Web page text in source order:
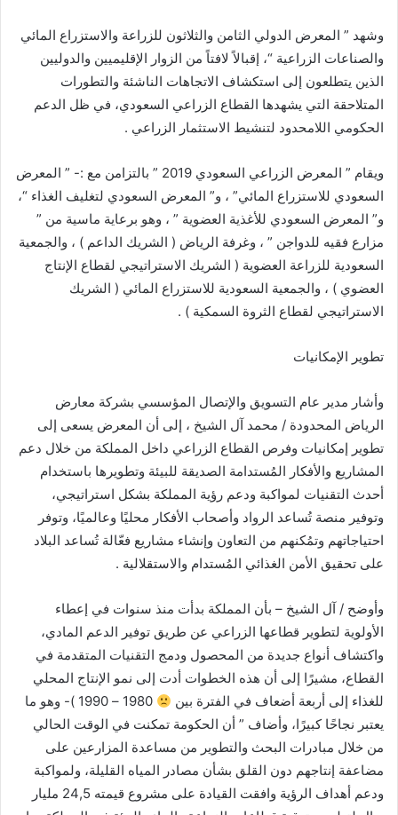
وشهد ” المعرض الدولي الثامن والثلاثون للزراعة والاستزراع المائي
والصناعات الزراعية “، إقبالاً لافتاً من الزوار الإقليميين والدوليين
الذين يتطلعون إلى استكشاف الاتجاهات الناشئة والتطورات
المتلاحقة التي يشهدها القطاع الزراعي السعودي، في ظل الدعم
الحكومي اللامحدود لتنشيط الاستثمار الزراعي .
ويقام ” المعرض الزراعي السعودي 2019 ” بالتزامن مع :- ” المعرض
السعودي للاستزراع المائي” ، و” المعرض السعودي لتغليف الغذاء “،
و” المعرض السعودي للأغذية العضوية ” ، وهو برعاية ماسية من ”
مزارع فقيه للدواجن ” ، وغرفة الرياض ( الشريك الداعم ) ، والجمعية
السعودية للزراعة العضوية ( الشريك الاستراتيجي لقطاع الإنتاج
العضوي ) ، والجمعية السعودية للاستزراع المائي ( الشريك
الاستراتيجي لقطاع الثروة السمكية ) .
تطوير الإمكانيات
وأشار مدير عام التسويق والإتصال المؤسسي بشركة معارض
الرياض المحدودة / محمد آل الشيخ ، إلى أن المعرض يسعى إلى
تطوير إمكانيات وفرص القطاع الزراعي داخل المملكة من خلال دعم
المشاريع والأفكار المُستدامة الصديقة للبيئة وتطويرها باستخدام
أحدث التقنيات لمواكبة ودعم رؤية المملكة بشكل استراتيجي،
وتوفير منصة تُساعد الرواد وأصحاب الأفكار محليًا وعالميًا، وتوفر
احتياجاتهم وتمُكنهم من التعاون وإنشاء مشاريع فعّالة تُساعد البلاد
على تحقيق الأمن الغذائي المُستدام والاستقلالية .
وأوضح / آل الشيخ – بأن المملكة بدأت منذ سنوات في إعطاء
الأولوية لتطوير قطاعها الزراعي عن طريق توفير الدعم المادي،
واكتشاف أنواع جديدة من المحصول ودمج التقنيات المتقدمة في
القطاع، مشيرًا إلى أن هذه الخطوات أدت إلى نمو الإنتاج المحلي
للغذاء إلى أربعة أضعاف في الفترة بين
1980 – 1990 )- وهو ما
يعتبر نجاحًا كبيرًا، وأضاف ” أن الحكومة تمكنت في الوقت الحالي
من خلال مبادرات البحث والتطوير من مساعدة المزارعين على
مضاعفة إنتاجهم دون القلق بشأن مصادر المياه القليلة، ولمواكبة
ودعم أهداف الرؤية وافقت القيادة على مشروع قيمته 24,5 مليار